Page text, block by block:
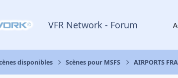
VFR Network - Forum
disponibles Scènes pour MSFS AIRPORTS